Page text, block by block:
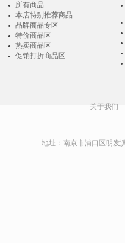
所有商品
本店特别推荐商品
品牌商品专区
特价商品区
热卖商品区
促销打折商品区
关于我们
地址：南京市浦口区明发